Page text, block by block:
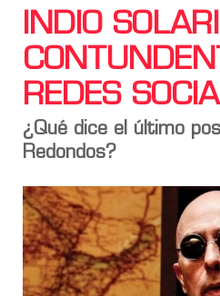
INDIO
REDES
¿Qué dice el último
Redondos?